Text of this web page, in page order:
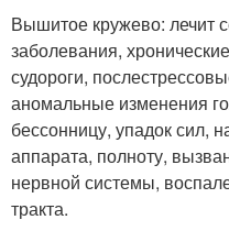
Вышитое кружево: лечит
заболевания,
судороги,
аномальные изменения
бессонницу, упадок сил,
аппарата, полноту,
нервной системы,
тракта.